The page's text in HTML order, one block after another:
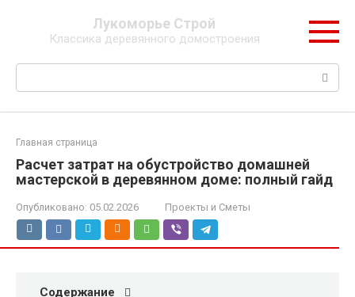
Лукоморье Строй
Классика деревянного домостроения
Поиск:
Главная страница
Расчет затрат на обустройство домашней
мастерской в деревянном доме: полный гайд
Опубликовано: 05.02.2026 Проекты и Сметы
Содержание